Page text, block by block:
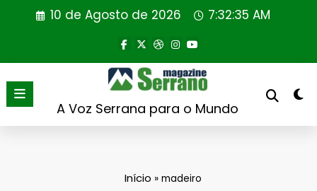
10 de Agosto de 2026 7:32:36 AM
A Voz Serrana para o Mundo
Início »madeiro